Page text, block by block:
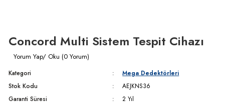
Concord Multi Sistem Tespit Cihazı
Yorum Yap/ Oku (0 Yorum)
Kategori
Mega Dedektörleri
Stok Kodu
AEJKNS36
Garanti Süresi
2 Yıl